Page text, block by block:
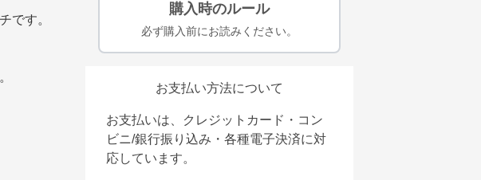
です。
購入時のルール
必ず購入前にお読みください。
お支払い方法について
お支払いは、クレジットカード・コン
ビニ/銀行振り込み・各種電子決済に対
応しています。